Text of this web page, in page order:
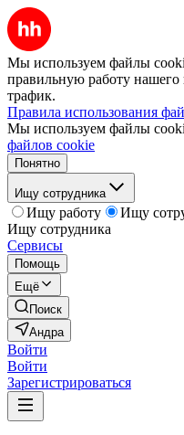
Мы используем файлы
правильную работу нашего
трафик.
Правила использования
Мы используем файлы
файлов cookie
Понятно
Ищу сотрудника
Ищу работу
Ищу
Ищу сотрудника
Сервисы
Помощь
Ещё
Поиск
Андра
Войти
Войти
Зарегистрироваться